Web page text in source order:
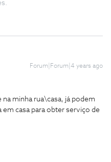
Forum|Forum|4 years ago
minha rua\casa, já podem
casa para obter serviço de